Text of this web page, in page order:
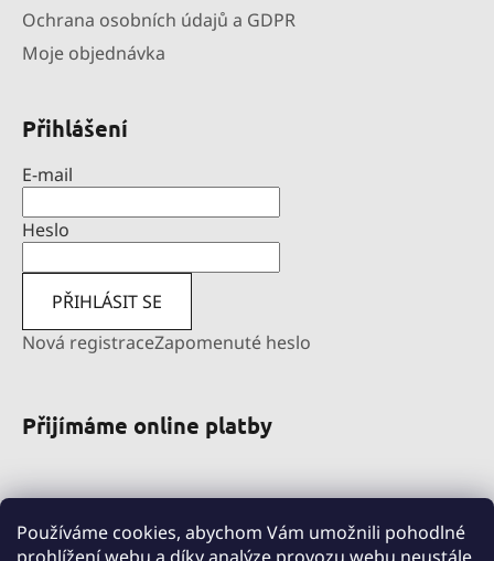
Používáme cookies, abychom Vám umožnili pohodlné
Ochrana osobních údajů a GDPR
Moje objednávka
Přihlášení
E-mail
Heslo
PŘIHLÁSIT SE
Nová registraceZapomenuté heslo
Přijímáme online platby